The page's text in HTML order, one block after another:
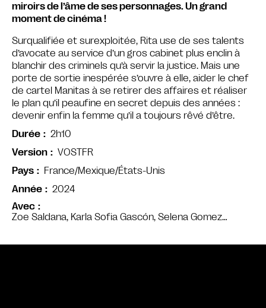
Avec
Zoe Saldana, Karla Sofia Gascón, Selena Gomez…
miroirs de l’âme de ses personnages. Un grand
moment de cinéma !
Surqualifiée et surexploitée, Rita use de ses talents
d’avocate au service d’un gros cabinet plus enclin à
blanchir des criminels qu’à servir la justice. Mais une
porte de sortie inespérée s’ouvre à elle, aider le chef
de cartel Manitas à se retirer des affaires et réaliser
le plan qu’il peaufine en secret depuis des années :
devenir enfin la femme qu’il a toujours rêvé d’être.
Durée
2h10
Version
VOSTFR
Pays
France/Mexique/États-Unis
Année
2024